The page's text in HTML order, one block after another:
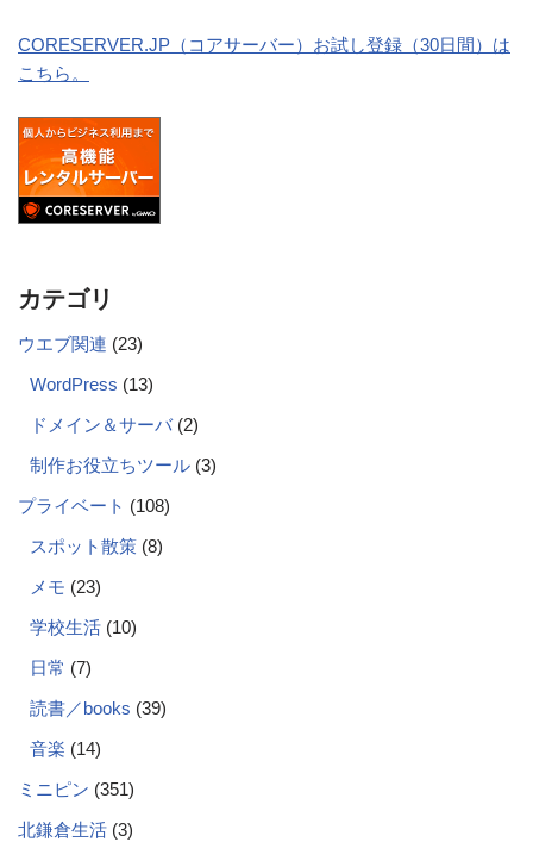
CORESERVER.JP（コアサーバー）お試し登録（30日間）は
こちら。
カテゴリ
ウエブ関連 (23)
WordPress (13)
ドメイン＆サーバ(2)
制作お役立ちツール (3)
プライベート (108)
スポット散策 (8)
メモ (23)
学校生活 (10)
日常 (7)
読書／books (39)
音楽 (14)
ミニピン (351)
北鎌倉生活 (3)